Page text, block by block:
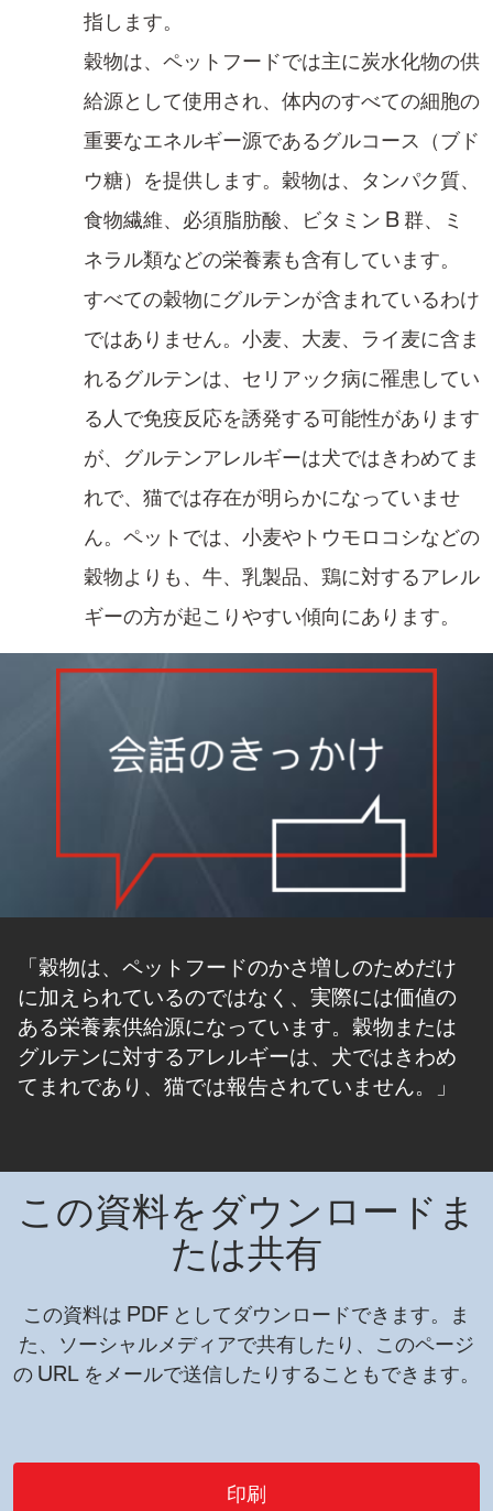
指します。​
穀物は、ペットフードでは主に炭水化物​の供
給源として使用され、体内のすべての細胞の
重要なエネルギー源であるグルコース（ブド
ウ糖）​を提供します。穀物は、タンパク質、
食物繊維、必須脂肪酸、ビタミン B 群、ミ
ネラル類などの栄養素も含有しています。​
すべての穀物にグルテンが含まれているわけ
ではありません。小麦、大麦、ライ麦に含ま
れるグルテンは、セリアック病に罹患してい
る人で免疫反応を誘発する可能性があります
が、グルテンアレルギーは犬ではきわめてま
れで、猫では存在が明らかになっていませ
ん。​ペットでは、小麦やトウモロコシなどの
穀物よりも、牛、乳製品、鶏に対するアレル
ギーの方が​起こりやすい傾向にあります。
「穀物は、ペットフードのかさ増しのためだけ
に加えられているのではなく、実際には価値の
ある栄養素供給源になっています。穀物または
グルテンに対するアレルギーは、犬ではきわめ
てまれであり、猫では報告されていません。」
この資料をダウンロードま
たは共有
この資料は PDF としてダウンロードできます。ま
た、ソーシャルメディアで共有したり、このページ
の URL をメールで送信したりすることもできます。
印刷